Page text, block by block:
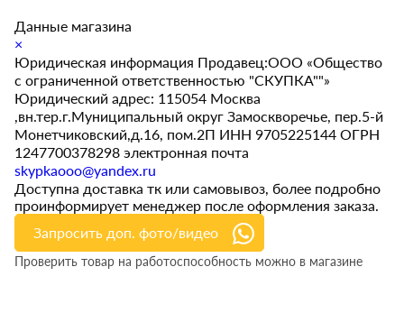
Данные магазина
×
Юридическая информация Продавец:ООО «Общество
с ограниченной ответственностью "СКУПКА""»
Юридический адрес: 115054 Москва
,вн.тер.г.Муниципальный округ Замоскворечье, пер.5-й
Монетчиковский,д.16, пом.2П ИНН 9705225144 ОГРН
1247700378298 электронная почта
skypkaooo@yandex.ru
Доступна доставка тк или самовывоз, более подробно
проинформирует менеджер после оформления заказа.
Запросить доп. фото/видео
Проверить товар на работоспособность можно в магазине